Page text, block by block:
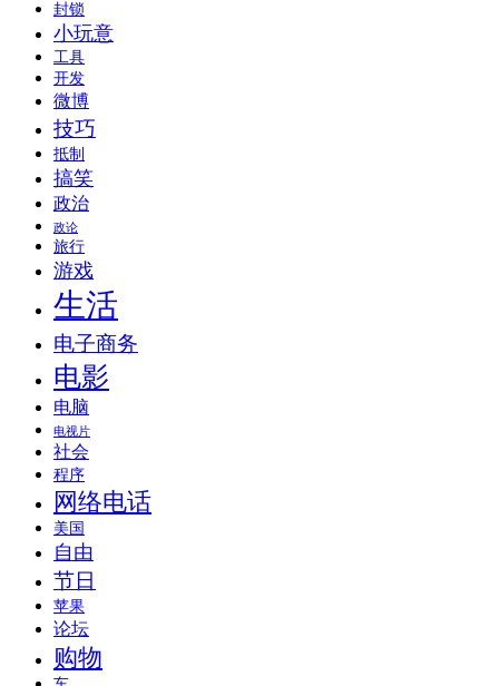
封锁
小玩意
工具
开发
微博
技巧
抵制
搞笑
政治
政论
旅行
游戏
生活
电子商务
电影
电脑
电视片
社会
程序
网络电话
美国
自由
节日
苹果
论坛
购物